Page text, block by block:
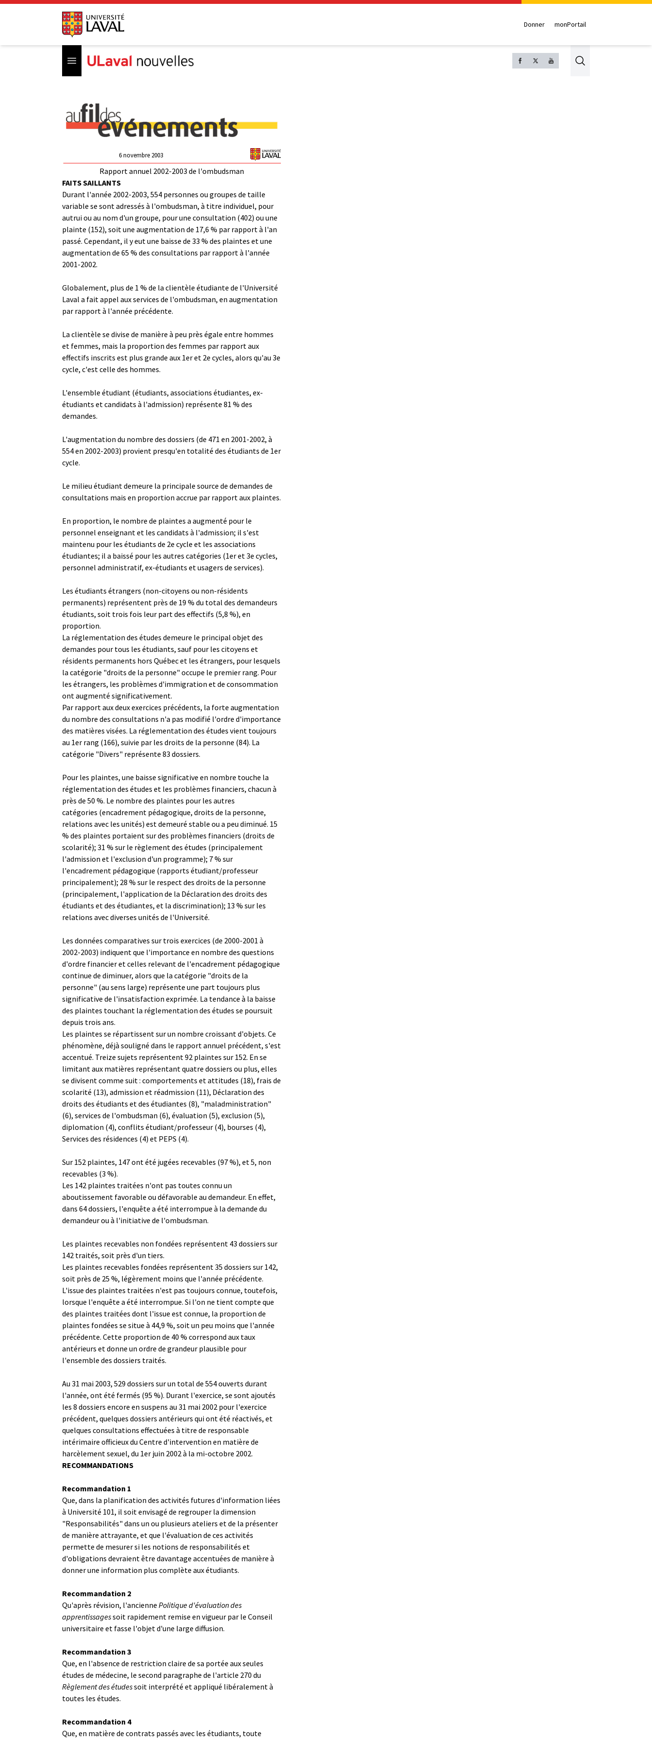
Donner monPortail
Open menu Search
6 novembre 2003
Rapport annuel 2002-2003 de l'ombudsman
FAITS SAILLANTS
Durant l'année 2002-2003, 554 personnes ou groupes de taille
variable se sont adressés à l'ombudsman, à titre individuel, pour
autrui ou au nom d'un groupe, pour une consultation (402) ou une
plainte (152), soit une augmentation de 17,6 % par rapport à l'an
passé. Cependant, il y eut une baisse de 33 % des plaintes et une
augmentation de 65 % des consultations par rapport à l'année
2001-2002.
Globalement, plus de 1 % de la clientèle étudiante de l'Université
Laval a fait appel aux services de l'ombudsman, en augmentation
par rapport à l'année précédente.
La clientèle se divise de manière à peu près égale entre hommes
et femmes, mais la proportion des femmes par rapport aux
effectifs inscrits est plus grande aux 1er et 2e cycles, alors qu'au 3e
cycle, c'est celle des hommes.
L'ensemble étudiant (étudiants, associations étudiantes, ex-
étudiants et candidats à l'admission) représente 81 % des
demandes.
L'augmentation du nombre des dossiers (de 471 en 2001-2002, à
554 en 2002-2003) provient presqu'en totalité des étudiants de 1er
cycle.
Le milieu étudiant demeure la principale source de demandes de
consultations mais en proportion accrue par rapport aux plaintes.
En proportion, le nombre de plaintes a augmenté pour le
personnel enseignant et les candidats à l'admission; il s'est
maintenu pour les étudiants de 2e cycle et les associations
étudiantes; il a baissé pour les autres catégories (1er et 3e cycles,
personnel administratif, ex-étudiants et usagers de services).
Les étudiants étrangers (non-citoyens ou non-résidents
permanents) représentent près de 19 % du total des demandeurs
étudiants, soit trois fois leur part des effectifs (5,8 %), en
proportion.
La réglementation des études demeure le principal objet des
demandes pour tous les étudiants, sauf pour les citoyens et
résidents permanents hors Québec et les étrangers, pour lesquels
la catégorie "droits de la personne" occupe le premier rang. Pour
les étrangers, les problèmes d'immigration et de consommation
ont augmenté significativement.
Par rapport aux deux exercices précédents, la forte augmentation
du nombre des consultations n'a pas modifié l'ordre d'importance
des matières visées. La réglementation des études vient toujours
au 1er rang (166), suivie par les droits de la personne (84). La
catégorie "Divers" représente 83 dossiers.
Pour les plaintes, une baisse significative en nombre touche la
réglementation des études et les problèmes financiers, chacun à
près de 50 %. Le nombre des plaintes pour les autres
catégories (encadrement pédagogique, droits de la personne,
relations avec les unités) est demeuré stable ou a peu diminué. 15
% des plaintes portaient sur des problèmes financiers (droits de
scolarité); 31 % sur le règlement des études (principalement
l'admission et l'exclusion d'un programme); 7 % sur
l'encadrement pédagogique (rapports étudiant/professeur
principalement); 28 % sur le respect des droits de la personne
(principalement, l'application de la Déclaration des droits des
étudiants et des étudiantes, et la discrimination); 13 % sur les
relations avec diverses unités de l'Université.
Les données comparatives sur trois exercices (de 2000-2001 à
2002-2003) indiquent que l'importance en nombre des questions
d'ordre financier et celles relevant de l'encadrement pédagogique
continue de diminuer, alors que la catégorie "droits de la
personne" (au sens large) représente une part toujours plus
significative de l'insatisfaction exprimée. La tendance à la baisse
des plaintes touchant la réglementation des études se poursuit
depuis trois ans.
Les plaintes se répartissent sur un nombre croissant d'objets. Ce
phénomène, déjà souligné dans le rapport annuel précédent, s'est
accentué. Treize sujets représentent 92 plaintes sur 152. En se
limitant aux matières représentant quatre dossiers ou plus, elles
se divisent comme suit : comportements et attitudes (18), frais de
scolarité (13), admission et réadmission (11), Déclaration des
droits des étudiants et des étudiantes (8), "maladministration"
(6), services de l'ombudsman (6), évaluation (5), exclusion (5),
diplomation (4), conflits étudiant/professeur (4), bourses (4),
Services des résidences (4) et PEPS (4).
Sur 152 plaintes, 147 ont été jugées recevables (97 %), et 5, non
recevables (3 %).
Les 142 plaintes traitées n'ont pas toutes connu un
aboutissement favorable ou défavorable au demandeur. En effet,
dans 64 dossiers, l'enquête a été interrompue à la demande du
demandeur ou à l'initiative de l'ombudsman.
Les plaintes recevables non fondées représentent 43 dossiers sur
142 traités, soit près d'un tiers.
Les plaintes recevables fondées représentent 35 dossiers sur 142,
soit près de 25 %, légèrement moins que l'année précédente.
L'issue des plaintes traitées n'est pas toujours connue, toutefois,
lorsque l'enquête a été interrompue. Si l'on ne tient compte que
des plaintes traitées dont l'issue est connue, la proportion de
plaintes fondées se situe à 44,9 %, soit un peu moins que l'année
précédente. Cette proportion de 40 % correspond aux taux
antérieurs et donne un ordre de grandeur plausible pour
l'ensemble des dossiers traités.
Au 31 mai 2003, 529 dossiers sur un total de 554 ouverts durant
l'année, ont été fermés (95 %). Durant l'exercice, se sont ajoutés
les 8 dossiers encore en suspens au 31 mai 2002 pour l'exercice
précédent, quelques dossiers antérieurs qui ont été réactivés, et
quelques consultations effectuées à titre de responsable
intérimaire officieux du Centre d'intervention en matière de
harcèlement sexuel, du 1er juin 2002 à la mi-octobre 2002.
RECOMMANDATIONS
Recommandation 1
Que, dans la planification des activités futures d'information liées
à Université 101, il soit envisagé de regrouper la dimension
"Responsabilités" dans un ou plusieurs ateliers et de la présenter
de manière attrayante, et que l'évaluation de ces activités
permette de mesurer si les notions de responsabilités et
d'obligations devraient être davantage accentuées de manière à
donner une information plus complète aux étudiants.
Recommandation 2
Qu'après révision, l'ancienne Politique d'évaluation des
apprentissagessoit rapidement remise en vigueur par le Conseil
universitaire et fasse l'objet d'une large diffusion.
Recommandation 3
Que, en l'absence de restriction claire de sa portée aux seules
études de médecine, le second paragraphe de l'article 270 du
Règlement des étudessoit interprété et appliqué libéralement à
toutes les études.
Recommandation 4
Que, en matière de contrats passés avec les étudiants, toute